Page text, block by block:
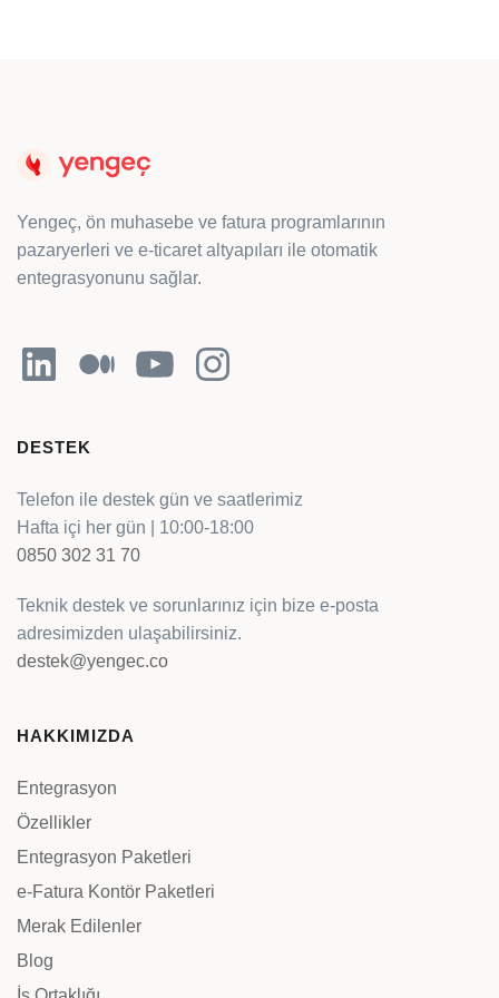
Yengeç, ön muhasebe ve fatura programlarının
pazaryerleri ve e-ticaret altyapıları ile otomatik
entegrasyonunu sağlar.
LinkedInOrta YouTubeInstagram
DESTEK
Telefon ile destek gün ve saatlerimiz
Hafta içi her gün | 10:00-18:00
0850 302 31 70
Teknik destek ve sorunlarınız için bize e-posta
adresimizden ulaşabilirsiniz.
destek@yengec.co
HAKKIMIZDA
Entegrasyon
Özellikler
Entegrasyon Paketleri
e-Fatura Kontör Paketleri
Merak Edilenler
Blog